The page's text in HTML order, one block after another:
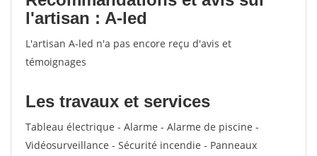
l'artisan : A-led
L'artisan A-led n'a pas encore reçu d'avis et
témoignages
Les travaux et services
Tableau électrique - Alarme - Alarme de piscine -
Vidéosurveillance - Sécurité incendie - Panneaux